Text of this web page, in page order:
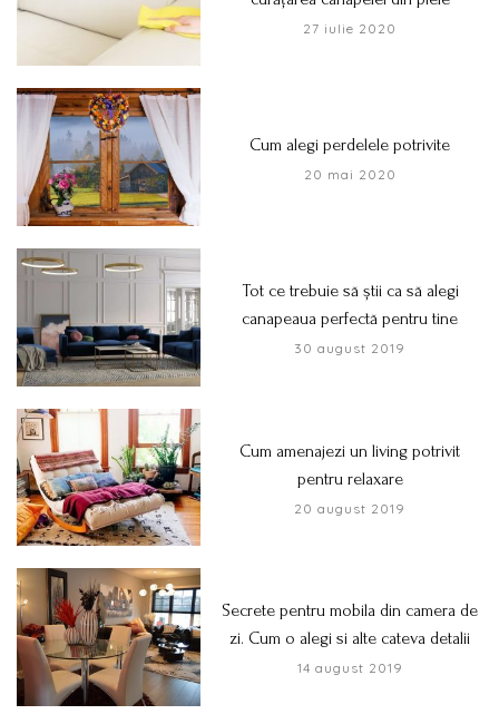
27 iulie 2020
Cum alegi perdelele potrivite
20 mai 2020
Tot ce trebuie să știi ca să alegi
canapeaua perfectă pentru tine
30 august 2019
Cum amenajezi un living potrivit
pentru relaxare
20 august 2019
Secrete pentru mobila din camera de
zi. Cum o alegi si alte cateva detalii
14 august 2019